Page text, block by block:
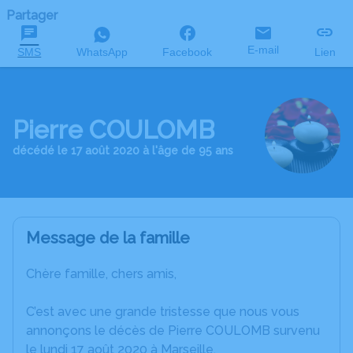
Partager
SMS WhatsApp Facebook E-mail Lien
Pierre COULOMB
décédé le 17 août 2020 à l'âge de 95 ans
Message de la famille
Chère famille, chers amis,
C’est avec une grande tristesse que nous vous
annonçons le décès de Pierre COULOMB survenu
le lundi 17 août 2020 à Marseille.